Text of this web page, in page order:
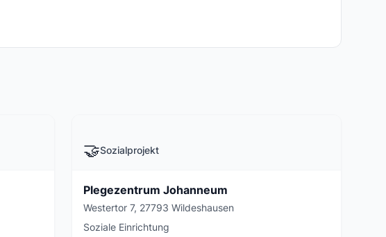
🤝Sozialprojekt
Plegezentrum Johanneum
Westertor 7, 27793 Wildeshausen
Soziale Einrichtung